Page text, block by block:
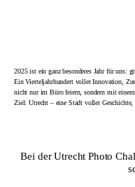
2025 ist ein ganz besonderes Jahr für uns:
Ein Vierteljahrhundert voller Innovation,
nicht nur im Büro feiern, sondern mit
Ziel: Utrecht – eine Stadt voller Geschichte,
Bei der Utrecht Photo